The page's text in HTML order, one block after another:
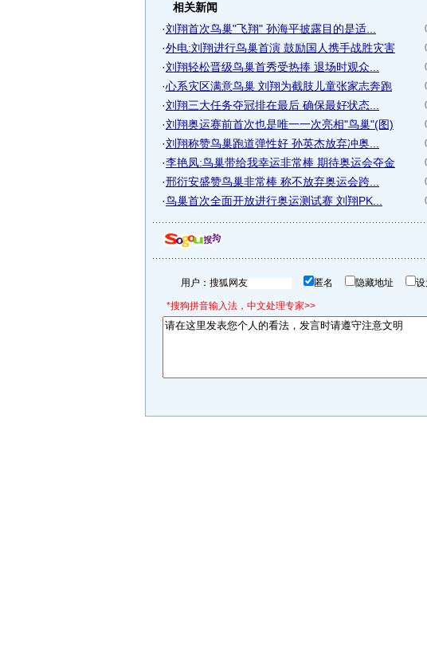
相关新闻
·刘翔首次鸟巢"飞翔" 孙海平披露目的是适...
·外电:刘翔进行鸟巢首演 鼓励国人携手战胜灾害
·刘翔轻松晋级鸟巢首秀受热捧 退场时观众...
·心系灾区满意鸟巢 刘翔为截肢儿童张家志奔跑
·刘翔三大任务夺冠排在最后 确保最好状态...
·刘翔奥运赛前首次也是唯一一次亮相"鸟巢"(图)
·刘翔称赞鸟巢跑道弹性好 孙英杰放弃冲奥...
·李艳凤:鸟巢带给我幸运非常棒 期待奥运会夺金
·邢衍安盛赞鸟巢非常棒 称不放弃奥运会跨...
·鸟巢首次全面开放进行奥运测试赛 刘翔PK...
用户： 匿名 隐藏地址 设
*搜狗拼音输入法，中文处理专家>>